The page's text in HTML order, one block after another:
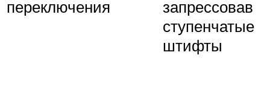
переключения
запрессовав
ступенчатые
штифты